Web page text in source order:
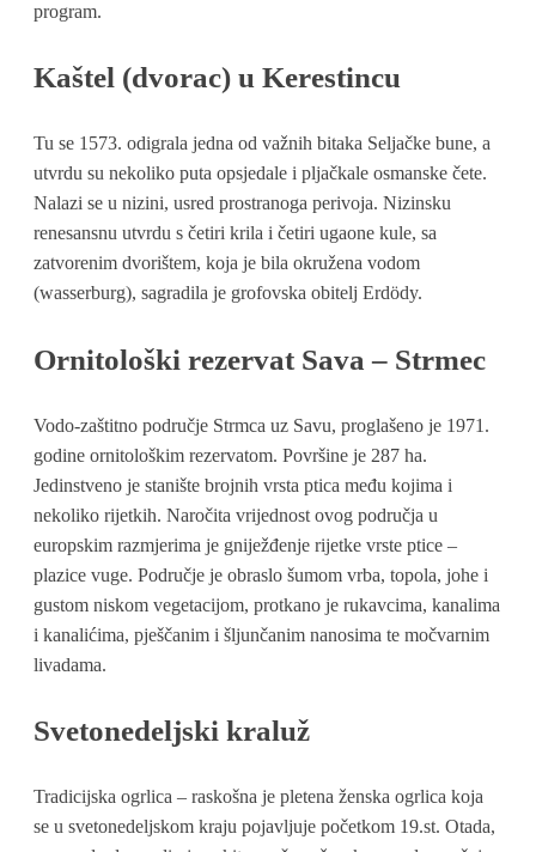
program.
Kaštel (dvorac) u Kerestincu
Tu se 1573. odigrala jedna od važnih bitaka Seljačke bune, a
utvrdu su nekoliko puta opsjedale i pljačkale osmanske čete.
Nalazi se u nizini, usred prostranoga perivoja. Nizinsku
renesansnu utvrdu s četiri krila i četiri ugaone kule, sa
zatvorenim dvorištem, koja je bila okružena vodom
(wasserburg), sagradila je grofovska obitelj Erdödy.
Ornitološki rezervat Sava – Strmec
Vodo-zaštitno područje Strmca uz Savu, proglašeno je 1971.
godine ornitološkim rezervatom. Površine je 287 ha.
Jedinstveno je stanište brojnih vrsta ptica među kojima i
nekoliko rijetkih. Naročita vrijednost ovog područja u
europskim razmjerima je gniježđenje rijetke vrste ptice –
plazice vuge. Područje je obraslo šumom vrba, topola, johe i
gustom niskom vegetacijom, protkano je rukavcima, kanalima
i kanalićima, pješčanim i šljunčanim nanosima te močvarnim
livadama.
Svetonedeljski kraluž
Tradicijska ogrlica – raskošna je pletena ženska ogrlica koja
se u svetonedeljskom kraju pojavljuje početkom 19.st. Otada,